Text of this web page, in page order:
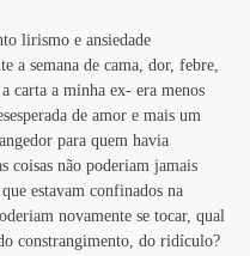
lirismo e ansiedade
a semana de cama, dor, febre,
carta a minha ex- era menos
de amor e mais um
para quem havia
coisas não poderiam jamais
estavam confinados na
novamente se tocar, qual
constrangimento, do ridículo?